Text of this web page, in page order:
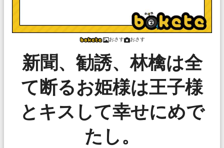
おさす おさす
新聞、勧誘、林檎は全
て断るお姫様は王子様
とキスして幸せにめで
たし。